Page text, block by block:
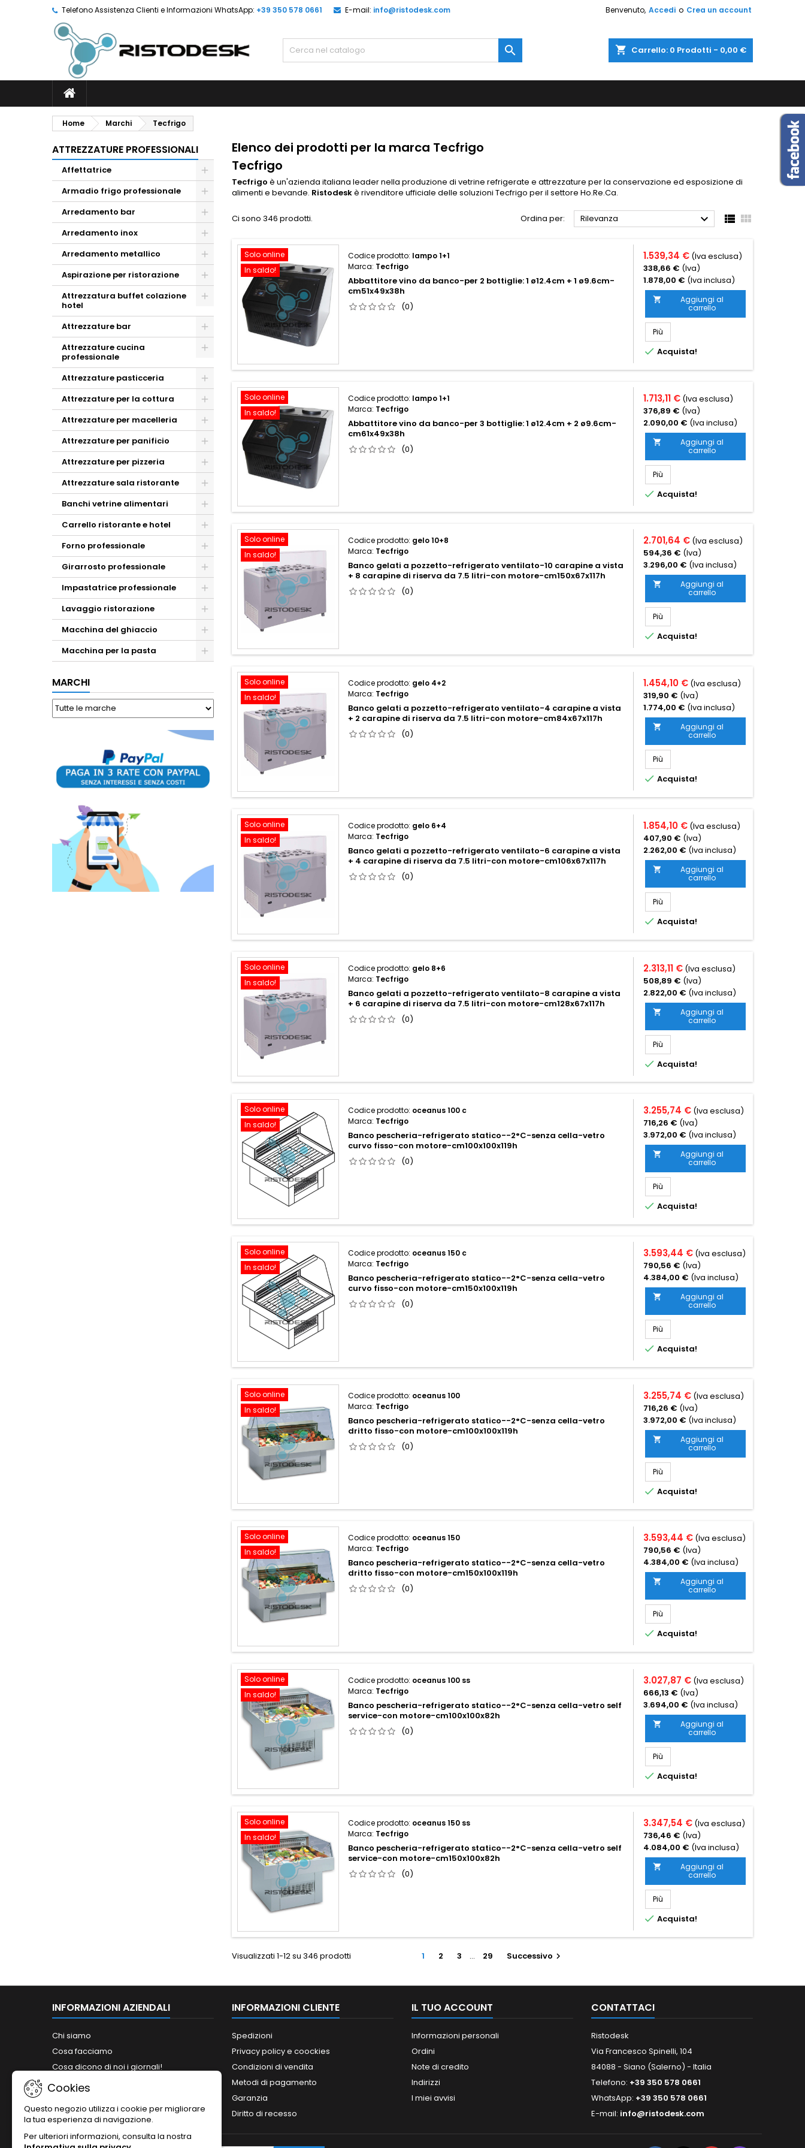
Telefono Assistenza Clienti e Informazioni WhatsApp: +39 350 578 0661 E-mail: info@ristodesk.com Benvenuto, Accedi o Crea un account
shopping_cart Carrello: 0 Prodotti - 0,00 €

Home Marchi Tecfrigo
ATTREZZATURE PROFESSIONALI
Affettatrice
Armadio frigo professionale
Arredamento bar
Arredamento inox
Arredamento metallico
Aspirazione per ristorazione
Attrezzatura buffet colazione
hotel
Attrezzature bar
Attrezzature cucina
professionale
Attrezzature pasticceria
Attrezzature per la cottura
Attrezzature per macelleria
Attrezzature per panificio
Attrezzature per pizzeria
Attrezzature sala ristorante
Banchi vetrine alimentari
Carrello ristorante e hotel
Forno professionale
Girarrosto professionale
Impastatrice professionale
Lavaggio ristorazione
Macchina del ghiaccio
Macchina per la pasta
MARCHI
Elenco dei prodotti per la marca Tecfrigo
Tecfrigo
Tecfrigo è un'azienda italiana leader nella produzione di vetrine refrigerate e attrezzature per la conservazione ed esposizione di
alimenti e bevande. Ristodeskè rivenditore ufficiale delle soluzioni Tecfrigo per il settore Ho.Re.Ca.​
Ci sono 346 prodotti. Ordina per: Rilevanza   
Solo online
In saldo!
Codice prodotto: lampo 1+1
Marca: Tecfrigo
Abbattitore vino da banco-per 2 bottiglie: 1 ø12.4cm + 1 ø9.6cm-
cm51x49x38h
(0)
1.539,34 € (Iva esclusa)
338,66 € (Iva)
1.878,00 € (Iva inclusa)

Aggiungi al
carrello
Più
 Acquista!
Solo online
In saldo!
Codice prodotto: lampo 1+1
Marca: Tecfrigo
Abbattitore vino da banco-per 3 bottiglie: 1 ø12.4cm + 2 ø9.6cm-
cm61x49x38h
(0)
1.713,11 € (Iva esclusa)
376,89 € (Iva)
2.090,00 € (Iva inclusa)

Aggiungi al
carrello
Più
 Acquista!
Solo online
In saldo!
Codice prodotto: gelo 10+8
Marca: Tecfrigo
Banco gelati a pozzetto-refrigerato ventilato-10 carapine a vista
+ 8 carapine di riserva da 7.5 litri-con motore-cm150x67x117h
(0)
2.701,64 € (Iva esclusa)
594,36 € (Iva)
3.296,00 € (Iva inclusa)

Aggiungi al
carrello
Più
 Acquista!
Solo online
In saldo!
Codice prodotto: gelo 4+2
Marca: Tecfrigo
Banco gelati a pozzetto-refrigerato ventilato-4 carapine a vista
+ 2 carapine di riserva da 7.5 litri-con motore-cm84x67x117h
(0)
1.454,10 € (Iva esclusa)
319,90 € (Iva)
1.774,00 € (Iva inclusa)

Aggiungi al
carrello
Più
 Acquista!
Solo online
In saldo!
Codice prodotto: gelo 6+4
Marca: Tecfrigo
Banco gelati a pozzetto-refrigerato ventilato-6 carapine a vista
+ 4 carapine di riserva da 7.5 litri-con motore-cm106x67x117h
(0)
1.854,10 € (Iva esclusa)
407,90 € (Iva)
2.262,00 € (Iva inclusa)

Aggiungi al
carrello
Più
 Acquista!
Solo online
In saldo!
Codice prodotto: gelo 8+6
Marca: Tecfrigo
Banco gelati a pozzetto-refrigerato ventilato-8 carapine a vista
+ 6 carapine di riserva da 7.5 litri-con motore-cm128x67x117h
(0)
2.313,11 € (Iva esclusa)
508,89 € (Iva)
2.822,00 € (Iva inclusa)

Aggiungi al
carrello
Più
 Acquista!
Solo online
In saldo!
Codice prodotto: oceanus 100 c
Marca: Tecfrigo
Banco pescheria-refrigerato statico--2°C-senza cella-vetro
curvo fisso-con motore-cm100x100x119h
(0)
3.255,74 € (Iva esclusa)
716,26 € (Iva)
3.972,00 € (Iva inclusa)

Aggiungi al
carrello
Più
 Acquista!
Solo online
In saldo!
Codice prodotto: oceanus 150 c
Marca: Tecfrigo
Banco pescheria-refrigerato statico--2°C-senza cella-vetro
curvo fisso-con motore-cm150x100x119h
(0)
3.593,44 € (Iva esclusa)
790,56 € (Iva)
4.384,00 € (Iva inclusa)

Aggiungi al
carrello
Più
 Acquista!
Solo online
In saldo!
Codice prodotto: oceanus 100
Marca: Tecfrigo
Banco pescheria-refrigerato statico--2°C-senza cella-vetro
dritto fisso-con motore-cm100x100x119h
(0)
3.255,74 € (Iva esclusa)
716,26 € (Iva)
3.972,00 € (Iva inclusa)

Aggiungi al
carrello
Più
 Acquista!
Solo online
In saldo!
Codice prodotto: oceanus 150
Marca: Tecfrigo
Banco pescheria-refrigerato statico--2°C-senza cella-vetro
dritto fisso-con motore-cm150x100x119h
(0)
3.593,44 € (Iva esclusa)
790,56 € (Iva)
4.384,00 € (Iva inclusa)

Aggiungi al
carrello
Più
 Acquista!
Solo online
In saldo!
Codice prodotto: oceanus 100 ss
Marca: Tecfrigo
Banco pescheria-refrigerato statico--2°C-senza cella-vetro self
service-con motore-cm100x100x82h
(0)
3.027,87 € (Iva esclusa)
666,13 € (Iva)
3.694,00 € (Iva inclusa)

Aggiungi al
carrello
Più
 Acquista!
Solo online
In saldo!
Codice prodotto: oceanus 150 ss
Marca: Tecfrigo
Banco pescheria-refrigerato statico--2°C-senza cella-vetro self
service-con motore-cm150x100x82h
(0)
3.347,54 € (Iva esclusa)
736,46 € (Iva)
4.084,00 € (Iva inclusa)

Aggiungi al
carrello
Più
 Acquista!
Visualizzati 1-12 su 346 prodotti 1 2 3 … 29 Successivo 
INFORMAZIONI AZIENDALI
Chi siamo
Cosa facciamo
Cosa dicono di noi i giornali!
Siamo abilitati ai bandi del MePA!
Contattaci
INFORMAZIONI CLIENTE
Spedizioni
Privacy policy e coockies
Condizioni di vendita
Metodi di pagamento
Garanzia
Diritto di recesso
IL TUO ACCOUNT
Informazioni personali
Ordini
Note di credito
Indirizzi
I miei avvisi
CONTATTACI
Ristodesk
Via Francesco Spinelli, 104
84088 - Siano (Salerno) - Italia
Telefono: +39 350 578 0661
WhatsApp: +39 350 578 0661
E-mail: info@ristodesk.com
Cookies
Questo negozio utilizza i cookie per migliorare
la tua esperienza di navigazione.
Per ulteriori informazioni, consulta la nostra